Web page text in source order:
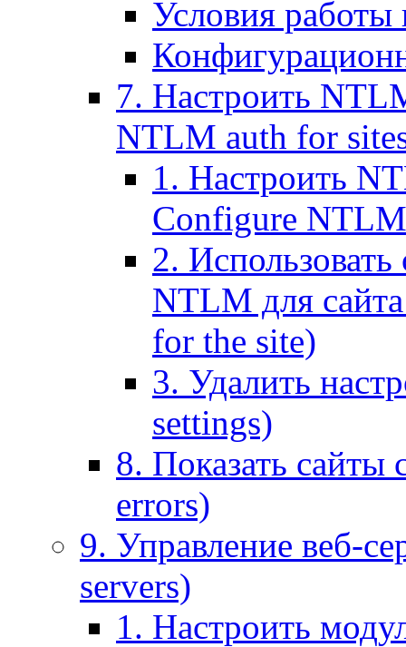
Условия работы
7. Настроить
NTLM auth for
1. Настроить
Configure
2.
NTLM для
for the site)
3. Удалить
settings)
8. Показать
errors)
9. Управление веб-
servers)
1. Настроить